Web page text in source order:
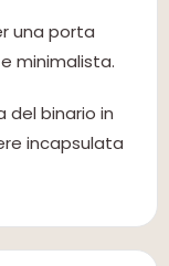
una porta
minimalista.
binario in
incapsulata